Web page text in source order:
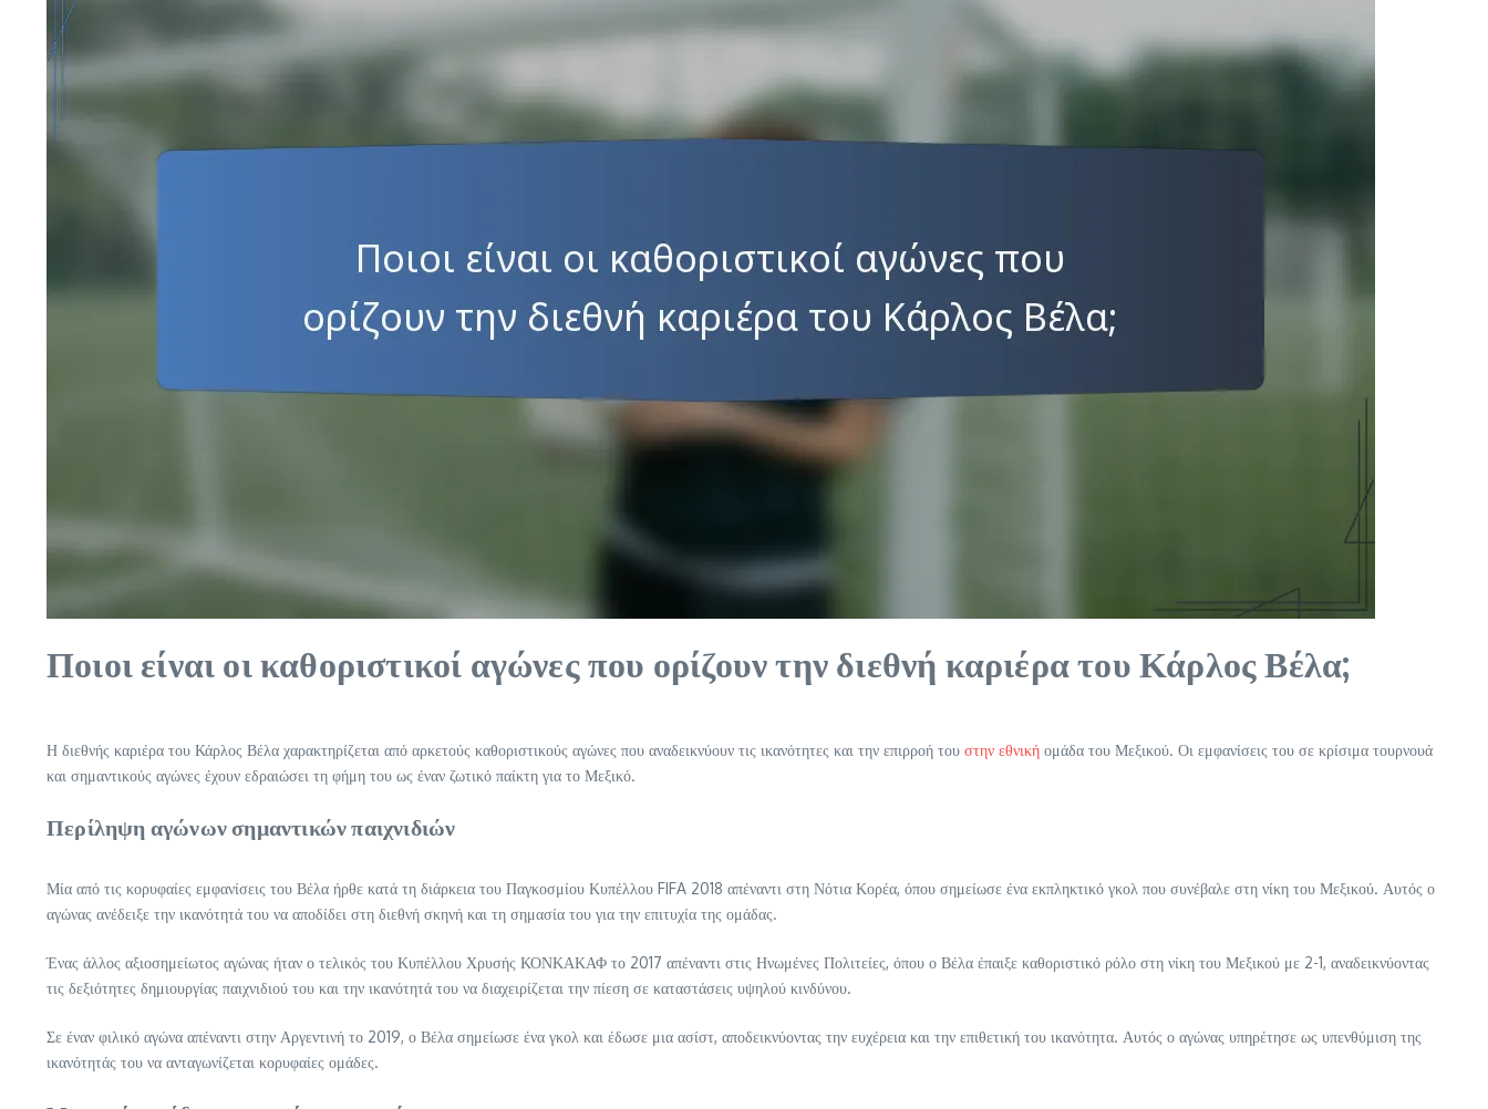
Ποιοι είναι οι καθοριστικοί αγώνες που ορίζουν την διεθνή καριέρα του Κάρλος Βέλα;
Η διεθνής καριέρα του Κάρλος Βέλα χαρακτηρίζεται από αρκετούς καθοριστικούς αγώνες που αναδεικνύουν τις ικανότητες και την επιρροή του στην εθνική ομάδα του Μεξικού. Οι εμφανίσεις του σε κρίσιμα τουρνουά
και σημαντικούς αγώνες έχουν εδραιώσει τη φήμη του ως έναν ζωτικό παίκτη για το Μεξικό.
Περίληψη αγώνων σημαντικών παιχνιδιών
Μία από τις κορυφαίες εμφανίσεις του Βέλα ήρθε κατά τη διάρκεια του Παγκοσμίου Κυπέλλου FIFA 2018 απέναντι στη Νότια Κορέα, όπου σημείωσε ένα εκπληκτικό γκολ που συνέβαλε στη νίκη του Μεξικού. Αυτός ο
αγώνας ανέδειξε την ικανότητά του να αποδίδει στη διεθνή σκηνή και τη σημασία του για την επιτυχία της ομάδας.
Ένας άλλος αξιοσημείωτος αγώνας ήταν ο τελικός του Κυπέλλου Χρυσής ΚΟΝΚΑΚΑΦ το 2017 απέναντι στις Ηνωμένες Πολιτείες, όπου ο Βέλα έπαιξε καθοριστικό ρόλο στη νίκη του Μεξικού με 2-1, αναδεικνύοντας
τις δεξιότητες δημιουργίας παιχνιδιού του και την ικανότητά του να διαχειρίζεται την πίεση σε καταστάσεις υψηλού κινδύνου.
Σε έναν φιλικό αγώνα απέναντι στην Αργεντινή το 2019, ο Βέλα σημείωσε ένα γκολ και έδωσε μια ασίστ, αποδεικνύοντας την ευχέρεια και την επιθετική του ικανότητα. Αυτός ο αγώνας υπηρέτησε ως υπενθύμιση της
ικανότητάς του να ανταγωνίζεται κορυφαίες ομάδες.